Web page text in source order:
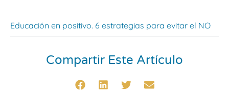
Educación en positivo. 6 estrategias para evitar el NO
Compartir Este Artículo